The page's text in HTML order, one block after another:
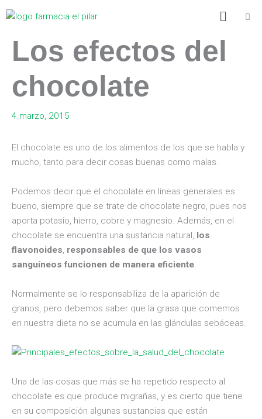
Menú
Los efectos del
chocolate
4 marzo, 2015
El chocolate es uno de los alimentos de los que se habla y
mucho, tanto para decir cosas buenas como malas.
Podemos decir que el chocolate en líneas generales es
bueno, siempre que se trate de chocolate negro, pues nos
aporta potasio, hierro, cobre y magnesio. Además, en el
chocolate se encuentra una sustancia natural, los
flavonoides, responsables de que los vasos
sanguíneos funcionen de manera eficiente.
Normalmente se lo responsabiliza de la aparición de
granos, pero debemos saber que la grasa que comemos
en nuestra dieta no se acumula en las glándulas sebáceas.
Una de las cosas que más se ha repetido respecto al
chocolate es que produce migrañas, y es cierto que tiene
en su composición algunas sustancias que están